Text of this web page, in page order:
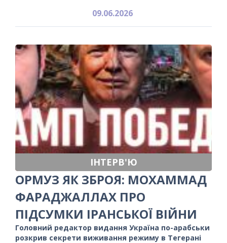
09.06.2026
ІНТЕРВ'Ю
ОРМУЗ ЯК ЗБРОЯ: МОХАММАД
ФАРАДЖАЛЛАХ ПРО
ПІДСУМКИ ІРАНСЬКОЇ ВІЙНИ
Головний редактор видання Україна по-арабськи
розкрив секрети виживання режиму в Тегерані